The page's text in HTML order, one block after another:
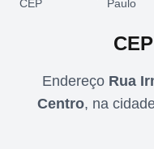
CEP
Paulo
CEP
Endereço Rua
Centro, na